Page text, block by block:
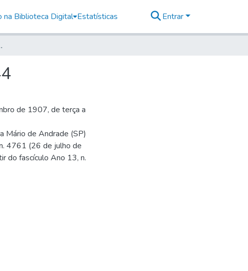
na Biblioteca Digital Estatísticas Entrar
V, n. 1244
de 1907, de terça a
Mário de Andrade (SP)
4761 (26 de julho de
do fascículo Ano 13, n.